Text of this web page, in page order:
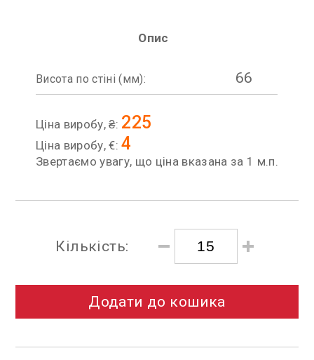
Опис
Висота по стіні (мм): 66
Ціна виробу, ₴: 225
Ціна виробу, €:4
Звертаємо увагу, що ціна вказана за 1 м.п.
Кількість:
Додати до кошика